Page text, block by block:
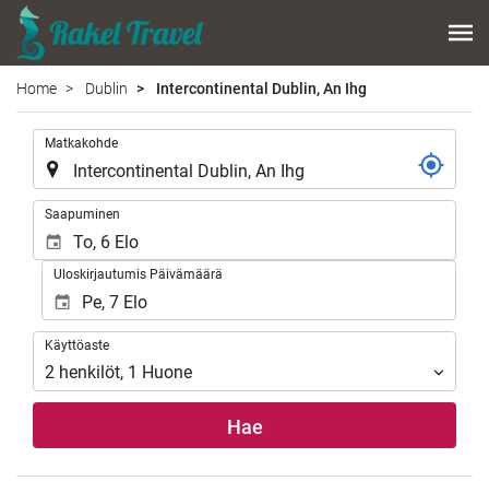
Home Dublin Intercontinental Dublin, An Ihg
Matkakohde
Saapuminen
Uloskirjautumis Päivämäärä
Käyttöaste
Käyttöaste
2 henkilöt, 1 Huone
Hae